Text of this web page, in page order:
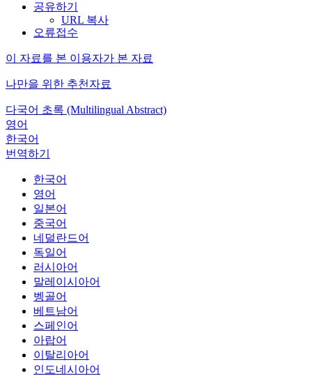
공유하기
URL 복사
오류접수
이 자료를 본 이용자가 본 자료
나만을 위한 추천자료
다국어 초록 (Multilingual Abstract)
영어
한국어
번역하기
한국어
영어
일본어
중국어
네덜란드어
독일어
러시아어
말레이시아어
벵골어
베트남어
스페인어
아랍어
이탈리아어
인도네시아어